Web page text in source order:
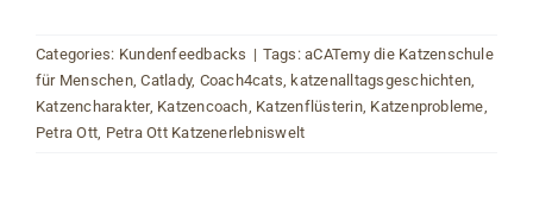
Categories: Kundenfeedbacks | Tags:aCATemy die Katzenschule
für Menschen,Catlady, Coach4cats, katzenalltagsgeschichten,
Katzencharakter, Katzencoach, Katzenflüsterin, Katzenprobleme,
Petra Ott, Petra Ott Katzenerlebniswelt